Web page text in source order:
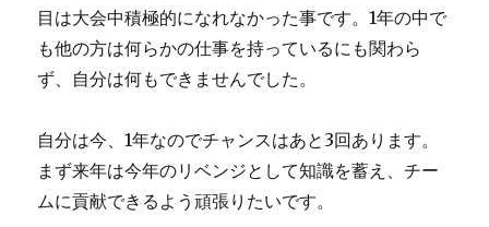
目は大会中積極的になれなかった事です。1年の中で
も他の方は何らかの仕事を持っているにも関わら
ず、自分は何もできませんでした。
自分は今、1年なのでチャンスはあと3回あります。
まず来年は今年のリベンジとして知識を蓄え、チー
ムに貢献できるよう頑張りたいです。